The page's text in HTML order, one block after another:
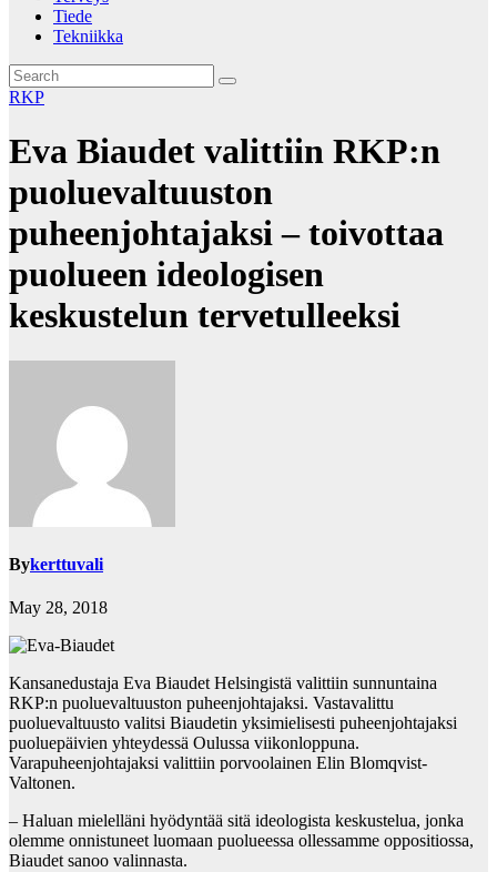
Tiede
Tekniikka
RKP
Eva Biaudet valittiin RKP:n
puoluevaltuuston
puheenjohtajaksi – toivottaa
puolueen ideologisen
keskustelun tervetulleeksi
Bykerttuvali
May 28, 2018
Kansanedustaja Eva Biaudet Helsingistä valittiin sunnuntaina
RKP:n puoluevaltuuston puheenjohtajaksi. Vastavalittu
puoluevaltuusto valitsi Biaudetin yksimielisesti puheenjohtajaksi
puoluepäivien yhteydessä Oulussa viikonloppuna.
Varapuheenjohtajaksi valittiin porvoolainen Elin Blomqvist-
Valtonen.
– Haluan mielelläni hyödyntää sitä ideologista keskustelua, jonka
olemme onnistuneet luomaan puolueessa ollessamme oppositiossa,
Biaudet sanoo valinnasta.